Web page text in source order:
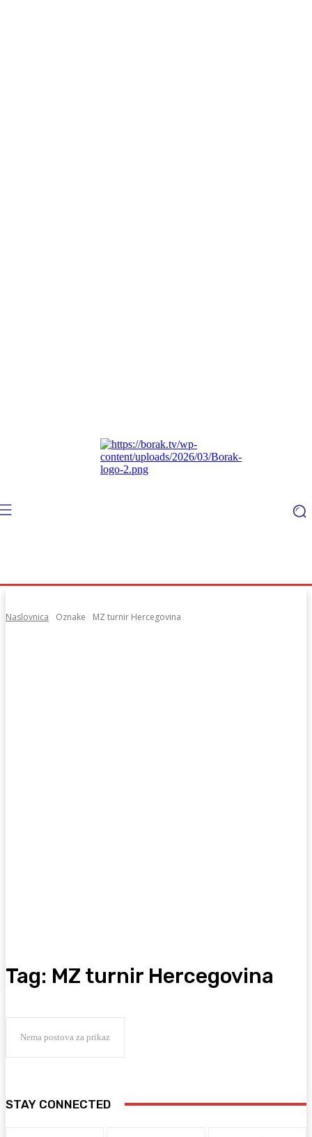
Naslovnica Oznake MZ turnir Hercegovina
Tag: MZ turnir Hercegovina
Nema postova za prikaz
STAY CONNECTED